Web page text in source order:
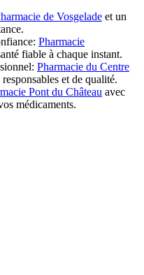
de Vosgelade et un
Pharmacie
fiable à chaque instant.
Pharmacie du Centre
et de qualité.
Pont du Château avec
médicaments.